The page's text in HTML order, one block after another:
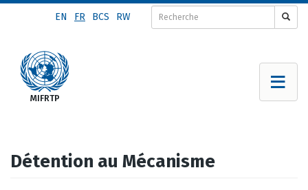
principal
EN FR BCS RW
Détention au Mécanisme